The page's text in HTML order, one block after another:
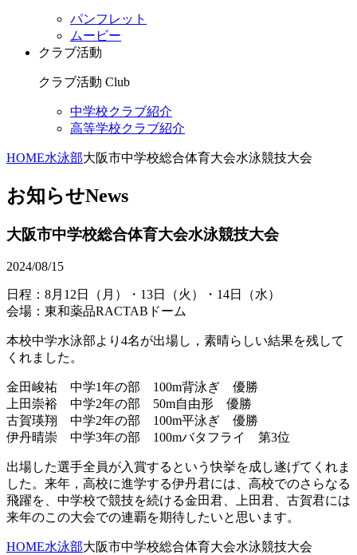
パンフレット
ムービー
クラブ活動
クラブ活動 Club
中学校クラブ紹介
高等学校クラブ紹介
HOME水泳部大阪市中学校総合体育大会水泳競技大会
お知らせNews
大阪市中学校総合体育大会水泳競技大会
2024/08/15
日程：8月12日（月）・13日（火）・14日（水）
会場：東和薬品RACTABドーム
本校中学水泳部より4名が出場し，素晴らしい結果を残して
くれました。
金田峻祐 中学1年の部 100m背泳ぎ 優勝
上田崇裕 中学2年の部 50m自由形 優勝
古賀瑛翔 中学2年の部 100m平泳ぎ 優勝
伊丹晴崇 中学3年の部 100mバタフライ 第3位
出場した選手全員が入賞するという快挙を成し遂げてくれま
した。来年，高校に進学する伊丹君には、高校でのさらなる
飛躍を、中学校で競技を続ける金田君、上田君、古賀君には
来年のこの大会での連覇を期待したいと思います。
HOME水泳部大阪市中学校総合体育大会水泳競技大会